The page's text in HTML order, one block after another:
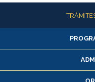
Más información
Inscripción